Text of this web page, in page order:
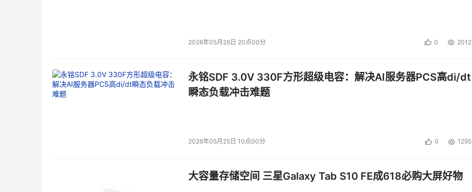
2026年05月26日 20点00分 0 2012
永铭SDF 3.0V 330F方形超级电容：解决AI服务器PCS高di/dt
瞬态负载冲击难题
2026年05月25日 10点00分 0 1295
大容量存储空间 三星Galaxy Tab S10 FE成618必购大屏好物